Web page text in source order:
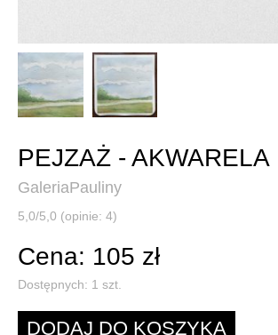
PEJZAŻ - AKWARELA
GaleriaPauliny
5,0/5,0 (opinie: 4)
Cena: 105 zł
Dostępnych: 1 szt.